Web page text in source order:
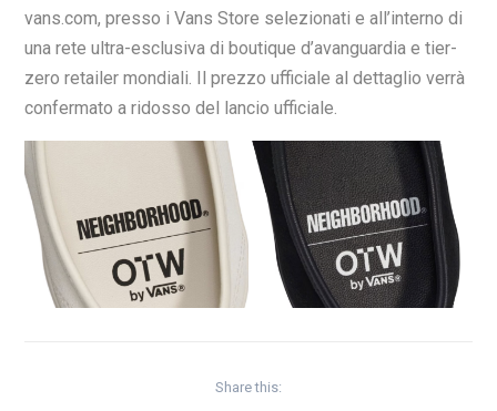
vans.com, presso i Vans Store selezionati e all’interno di
una rete ultra-esclusiva di boutique d’avanguardia e tier-
zero retailer mondiali. Il prezzo ufficiale al dettaglio verrà
confermato a ridosso del lancio ufficiale.
Share this: